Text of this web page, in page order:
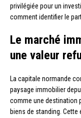
privilégiée pour un
comment identifier le
Le marché
une valeur
La capitale normande
paysage immobilier
comme une destination
biens de standing.